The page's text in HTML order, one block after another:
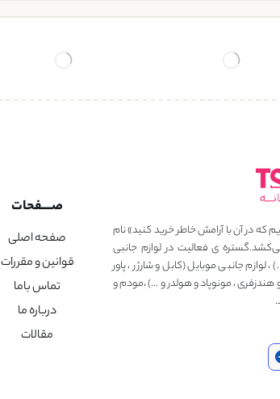
که در آن با آرامش خاطر خرید کنید» نام
ی فعالیت در لوازم جانبی
جانبی موبایل (کابل و شارژر ، پاور
، مونوپاد و هولدر و …) ،مودم و
صــــفحات
صفحه اصلی
قوانین و مقررات
تماس باما
درباره ما
مقالات